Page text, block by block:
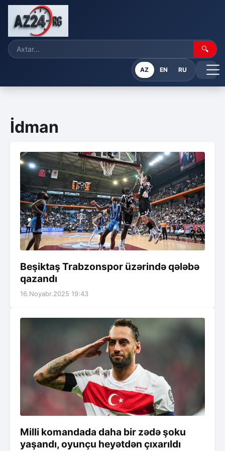
🔍
AZ EN RU
İdman
Beşiktaş Trabzonspor üzərində qələbə
qazandı
16.Noyabr.2025 19:43
Milli komandada daha bir zədə şoku
yaşandı, oyunçu heyətdən çıxarıldı